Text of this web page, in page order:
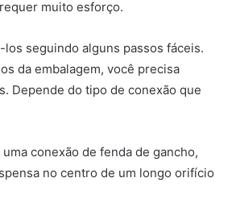
muito esforço.
seguindo alguns passos fáceis.
da embalagem, você precisa
Depende do tipo de conexão que
conexão de fenda de gancho,
no centro de um longo orifício